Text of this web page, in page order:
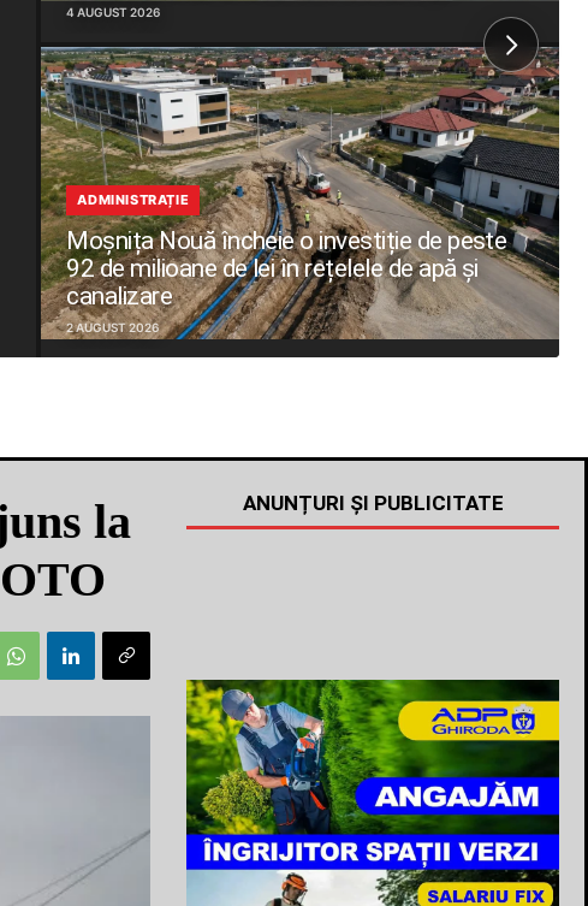
4 AUGUST 2026
ADMINISTRAȚIE
Moșnița Nouă încheie o investiție de peste
92 de milioane de lei în rețelele de apă și
canalizare
2 AUGUST 2026
la
ANUNȚURI ȘI PUBLICITATE